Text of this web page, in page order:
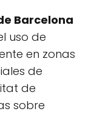
Barcelona
uso de
en zonas
de
de
sobre